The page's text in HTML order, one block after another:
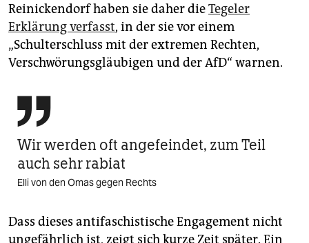
Reinickendorf haben sie daher dieTegeler
Erklärung verfasst, in der sie vor einem
„Schulterschluss mit der extremen Rechten,
Verschwörungsgläubigen und der AfD“ warnen.

Wir werden oft angefeindet, zum Teil
auch sehr rabiat
Elli von den Omas gegen Rechts
Dass dieses antifaschistische Engagement nicht
ungefährlich ist, zeigt sich kurze Zeit später. Ein